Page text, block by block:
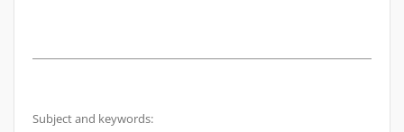
Subject and keywords: